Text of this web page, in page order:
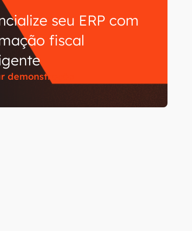
seu ERP com
fiscal
demonstração